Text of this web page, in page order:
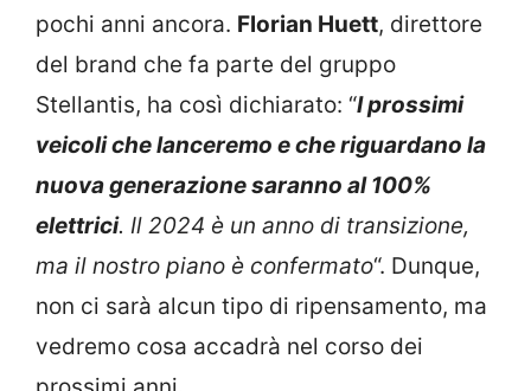
pochi anni ancora. Florian Huett, direttore
del brand che fa parte del gruppo
Stellantis, ha così dichiarato: “I prossimi
veicoli che lanceremo e che riguardano la
nuova generazione saranno al 100%
elettrici. Il 2024 è un anno di transizione,
ma il nostro piano è confermato“. Dunque,
non ci sarà alcun tipo di ripensamento, ma
vedremo cosa accadrà nel corso dei